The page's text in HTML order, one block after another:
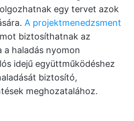
egy tervet azok
A projektmenedzsment
biztosíthatnak az
a haladás nyomon
idejű együttműködéshez
biztosító,
meghozatalához.